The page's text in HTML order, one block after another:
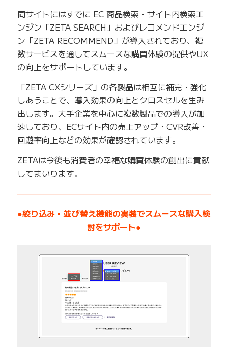
同サイトにはすでに EC 商品検索・サイト内検索エ
ンジン「ZETA SEARCH」およびレコメンドエンジ
ン「ZETA RECOMMEND」が導⼊されており、複
数サービスを通してスムースな購買体験の提供やUX
の向上をサポートしています。
「ZETA CXシリーズ」の各製品は相互に補完・強化
しあうことで、導入効果の向上とクロスセルを生み
出します。大手企業を中心に複数製品での導入が加
速しており、ECサイト内の売上アップ・CVR改善・
回遊率向上などの効果が確認されています。
ZETAは今後も消費者の幸福な購買体験の創出に貢献
してまいります。
●絞り込み・並び替え機能の実装でスムースな購入検
討をサポート●